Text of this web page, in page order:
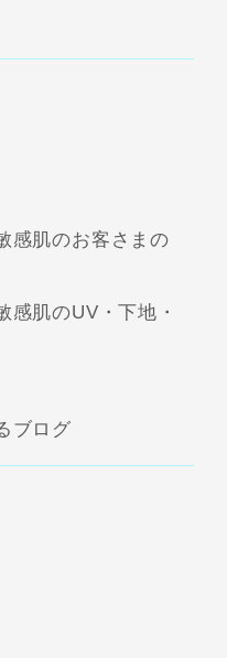
感肌のお客さまの
感肌のUV・下地・
ブログ